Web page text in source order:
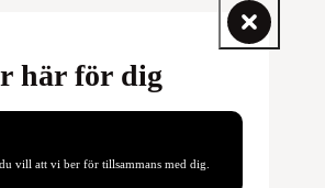
här för dig
vill att vi ber för tillsammans med dig.